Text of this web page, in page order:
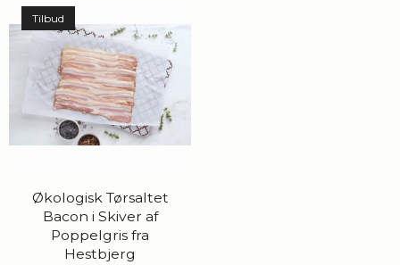
Tilbud
Økologisk Tørsaltet
Bacon i Skiver af
Poppelgris fra
Hestbjerg